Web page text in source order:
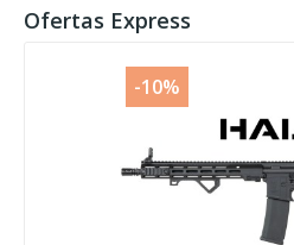
Ofertas Express
-10%